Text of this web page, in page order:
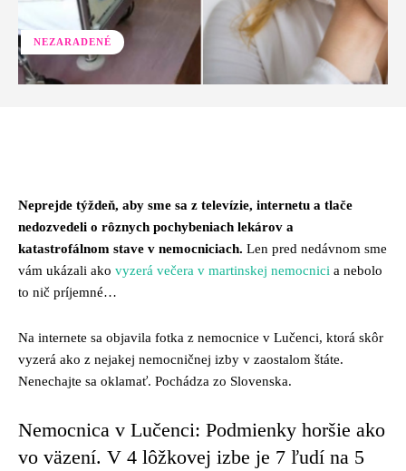
NEZARADENÉ
Neprejde týždeň, aby sme sa z televízie, internetu a tlače
nedozvedeli o rôznych pochybeniach lekárov a
katastrofálnom stave v nemocniciach. Len pred nedávnom sme
vám ukázali ako vyzerá večera v martinskej nemocnici a nebolo
to nič príjemné…
Na internete sa objavila fotka z nemocnice v Lučenci, ktorá skôr
vyzerá ako z nejakej nemocničnej izby v zaostalom štáte.
Nenechajte sa oklamať. Pochádza zo Slovenska.
Nemocnica v Lučenci: Podmienky horšie ako
vo väzení. V 4 lôžkovej izbe je 7 ľudí na 5